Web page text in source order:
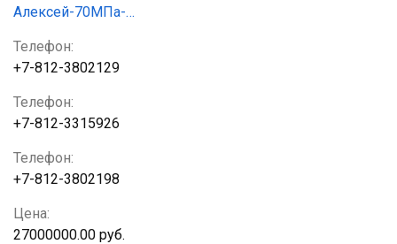
Алексей-70МПа-…
Телефон:
+7-812-3802129
Телефон:
+7-812-3315926
Телефон:
+7-812-3802198
Цена:
27000000.00 руб.